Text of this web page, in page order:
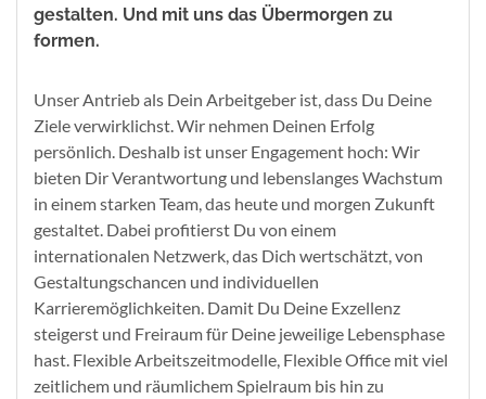
gestalten. Und mit uns das Übermorgen zu
formen.
Unser Antrieb als Dein Arbeitgeber ist, dass Du Deine
Ziele verwirklichst. Wir nehmen Deinen Erfolg
persönlich. Deshalb ist unser Engagement hoch: Wir
bieten Dir Verantwortung und lebenslanges Wachstum
in einem starken Team, das heute und morgen Zukunft
gestaltet. Dabei profitierst Du von einem
internationalen Netzwerk, das Dich wertschätzt, von
Gestaltungschancen und individuellen
Karrieremöglichkeiten. Damit Du Deine Exzellenz
steigerst und Freiraum für Deine jeweilige Lebensphase
hast. Flexible Arbeitszeitmodelle, Flexible Office mit viel
zeitlichem und räumlichem Spielraum bis hin zu